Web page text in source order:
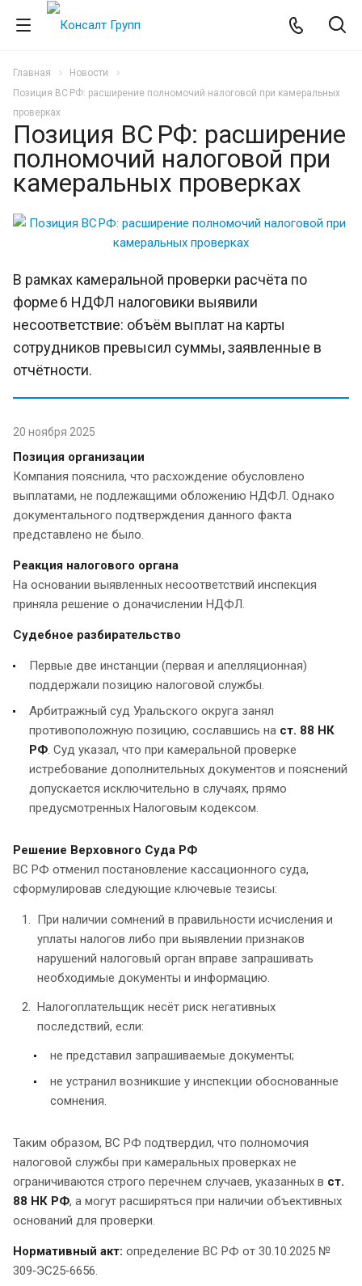
Главная
Новости
Позиция ВС РФ: расширение полномочий налоговой при камеральных
проверках
Позиция ВС РФ: расширение
полномочий налоговой при
камеральных проверках
В рамках камеральной проверки расчёта по
форме 6 НДФЛ налоговики выявили
несоответствие: объём выплат на карты
сотрудников превысил суммы, заявленные в
отчётности.
20 ноября 2025
Позиция организации
Компания пояснила, что расхождение обусловлено
выплатами, не подлежащими обложению НДФЛ. Однако
документального подтверждения данного факта
представлено не было.
Реакция налогового органа
На основании выявленных несоответствий инспекция
приняла решение о доначислении НДФЛ.
Судебное разбирательство
Первые две инстанции (первая и апелляционная)
поддержали позицию налоговой службы.
Арбитражный суд Уральского округа занял
противоположную позицию, сославшись на ст. 88 НК
РФ. Суд указал, что при камеральной проверке
истребование дополнительных документов и пояснений
допускается исключительно в случаях, прямо
предусмотренных Налоговым кодексом.
Решение Верховного Суда РФ
ВС РФ отменил постановление кассационного суда,
сформулировав следующие ключевые тезисы:
При наличии сомнений в правильности исчисления и
уплаты налогов либо при выявлении признаков
нарушений налоговый орган вправе запрашивать
необходимые документы и информацию.
Налогоплательщик несёт риск негативных
последствий, если:
не представил запрашиваемые документы;
не устранил возникшие у инспекции обоснованные
сомнения.
Таким образом, ВС РФ подтвердил, что полномочия
налоговой службы при камеральных проверках не
ограничиваются строго перечнем случаев, указанных в ст.
88 НК РФ, а могут расширяться при наличии объективных
оснований для проверки.
Нормативный акт: определение ВС РФ от 30.10.2025 №
309‑ЭС25‑6656.